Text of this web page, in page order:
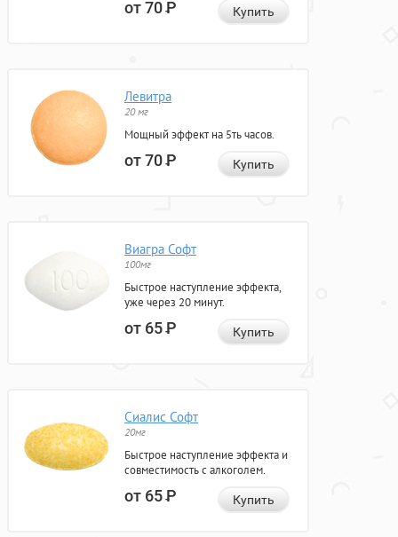
от 70Р Купить
Левитра
20 мг
Мощный эффект на 5ть часов.
от 70Р Купить
Виагра Софт
100мг
Быстрое наступление эффекта,
уже через 20 минут.
от 65Р Купить
Сиалис Софт
20мг
Быстрое наступление эффекта и
совместимость с алкоголем.
от 65Р Купить